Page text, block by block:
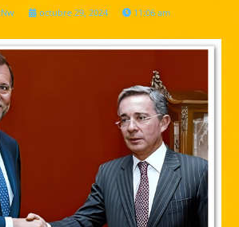
octubre 29, 2024 11:06 am